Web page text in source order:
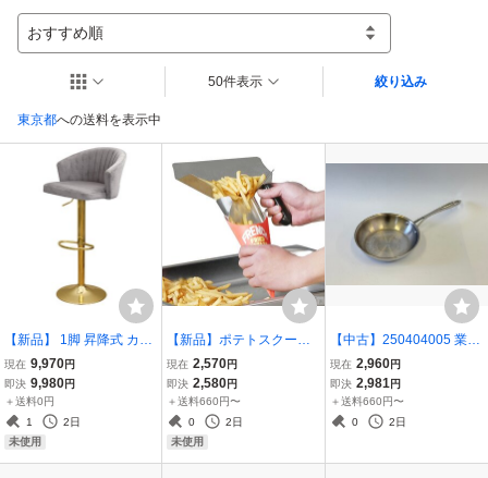
おすすめ順
東京都への送料を表示中
50件表示 絞り込み
【新品】 1脚 昇降式 カウ
ンターチェア FK-785-GD
ローズグレー 金脚タイプ
椅子 バーチェアー ハイチ
ェア 可愛い おしゃれ 豪華
タイプ
現在 9,970円
即決 9,980円
＋送料0円
1
2日
未使用
【新品】ポテトスクープ
PRO-PTS スクープ フラ
イドポテト 包装 袋詰め ス
コップ
現在 2,570円
即決 2,580円
＋送料660円〜
0
2日
未使用
【中古】250404005 業務
用 三層鋼 ステンレスフラ
イパン 20cm IH対応 直火
対応 フライパン RUSTEL
A ラステラ おしゃれ かっ
現在 2,960円
即決 2,981 円
＋送料660円〜
0
2日